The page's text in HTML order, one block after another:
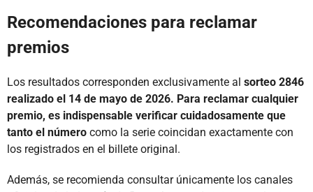
Recomendaciones para reclamar
premios
Los resultados corresponden exclusivamente al sorteo 2846
realizado el 14 de mayo de 2026. Para reclamar cualquier
premio, es indispensable verificar cuidadosamente que
tanto el número como la serie coincidan exactamente con
los registrados en el billete original.
Además, se recomienda consultar únicamente los canales